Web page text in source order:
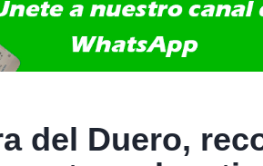
del Duero,